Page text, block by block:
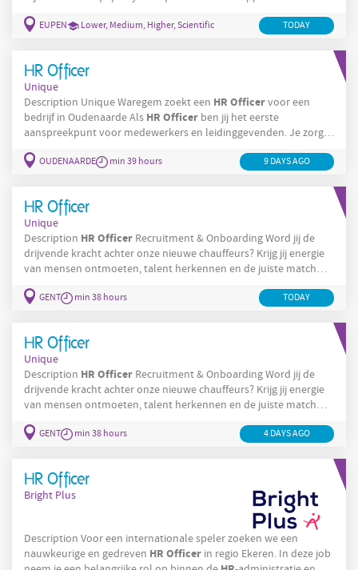
suivantes : Vous assurez la gestion administrative relative à
EUPEN Lower, Medium, Higher, Scientific TODAY
HR Officer
Unique
Description Unique Waregem zoekt een HR Officervoor een
bedrijf in Oudenaarde Als HR Officer ben jij het eerste
aanspreekpunt voor medewerkers en leidinggevenden. Je zorgt
verlopen. Je takenpakket omvat onder meer: Vacatures
OUDENAARDE min 39 hours 9 DAYS AGO
HR Officer
Unique
Description HR Officer Recruitment & Onboarding Word jij de
drijvende kracht achter onze nieuwe chauffeurs? Krijg jij energie
van mensen ontmoeten, talent herkennen en de juiste match
helemaal thuis voelt tussen chauffeurs, operationele profielen
GENT min 38 hours TODAY
HR Officer
Unique
Description HR Officer Recruitment & Onboarding Word jij de
drijvende kracht achter onze nieuwe chauffeurs? Krijg jij energie
van mensen ontmoeten, talent herkennen en de juiste match
helemaal thuis voelt tussen chauffeurs, operationele profielen
GENT min 38 hours 4 DAYS AGO
HR Officer
Bright Plus
Description Voor een internationale speler zoeken we een
nauwkeurige en gedreven HR Officer in regio Ekeren. In deze job